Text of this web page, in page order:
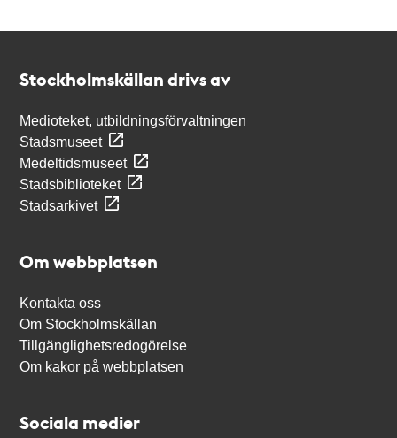
Stockholmskällan drivs av
Medioteket, utbildningsförvaltningen
Stadsmuseet
Medeltidsmuseet
Stadsbiblioteket
Stadsarkivet
Om webbplatsen
Kontakta oss
Om Stockholmskällan
Tillgänglighetsredogörelse
Om kakor på webbplatsen
Sociala medier